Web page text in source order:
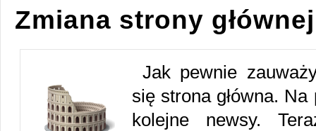
Zmiana strony głównej
Jak pewnie
się strona główna.
kolejne newsy.